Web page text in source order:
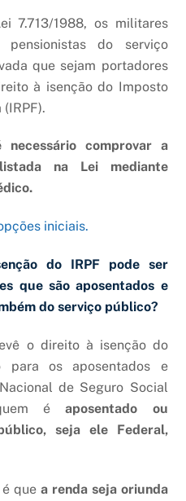
7.713/1988, os militares
pensionistas do serviço
que sejam portadores
à isenção do Imposto
comprovar a
na Lei mediante
iniciais.
do IRPF pode ser
que são aposentados e
do serviço público?
o direito à isenção do
para os aposentados e
de Seguro Social
quem éaposentado ou
seja ele Federal,
que a renda seja oriunda